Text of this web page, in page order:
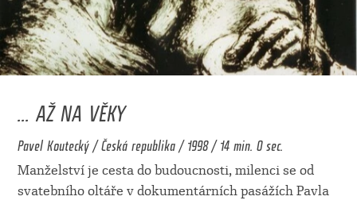
... AŽ NA VĚKY
Pavel Koutecký / Česká republika / 1998 / 14 min. 0 sec.
Manželství je cesta do budoucnosti, milenci se od
svatebního oltáře v dokumentárních pasážích Pavla